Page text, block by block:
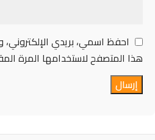
احفظ اسمي، بريدي
هذا المتصفح لاستخدامها المرة